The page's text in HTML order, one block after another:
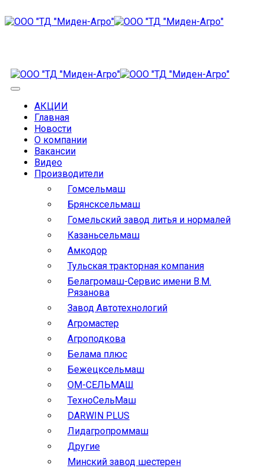
АКЦИИ
Главная
Новости
О компании
Вакансии
Видео
Производители
Гомсельмаш
Брянсксельмаш
Гомельский завод литья и нормалей
Казаньсельмаш
Амкодор
Тульская тракторная компания
Белагромаш-Сервис имени В.М.
Рязанова
Завод Автотехнологий
Агромастер
Агроподкова
Белама плюс
Бежецксельмаш
ОМ-СЕЛЬМАШ
ТехноСельМаш
DARWIN PLUS
Лидагропроммаш
Другие
Минский завод шестерен